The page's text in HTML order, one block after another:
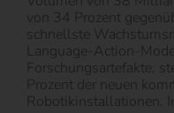
von 34 Prozent
schnellste
Language-Action-
Forschungsartefakte,
Prozent der neuen
Robotikinstallationen.